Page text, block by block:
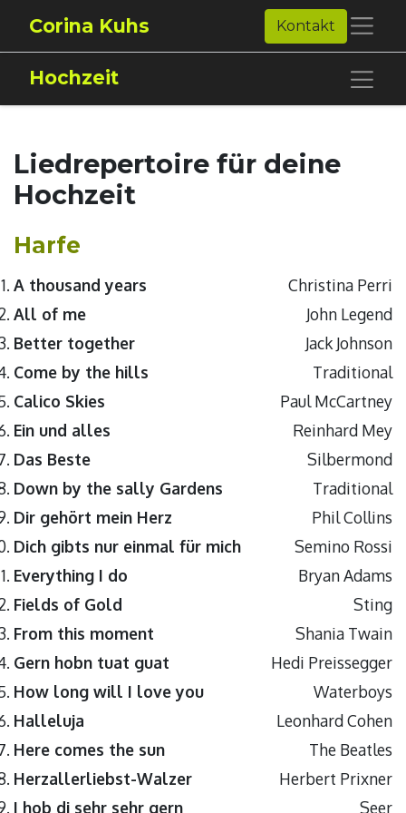
Corina Kuhs Kontakt
Hochzeit
Liedrepertoire für deine
Hochzeit
Harfe
A thousand years
Christina Perri
All of me
John Legend
Better together
Jack Johnson
Come by the hills
Traditional
Calico Skies
Paul McCartney
Ein und alles
Reinhard Mey
Das Beste
Silbermond
Down by the sally Gardens
Traditional
Dir gehört mein Herz
Phil Collins
Dich gibts nur einmal für mich
Semino Rossi
Everything I do
Bryan Adams
Fields of Gold
Sting
From this moment
Shania Twain
Gern hobn tuat guat
Hedi Preissegger
How long will I love you
Waterboys
Halleluja
Leonhard Cohen
Here comes the sun
The Beatles
Herzallerliebst-Walzer
Herbert Prixner
I hob di sehr sehr gern
Seer